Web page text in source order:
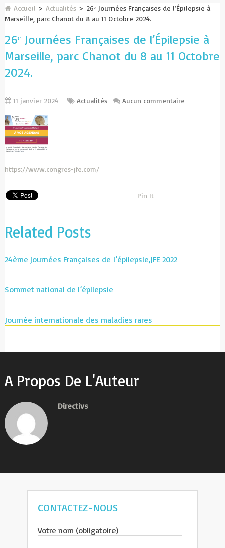
Accueil > Actualités> 26ᵉ Journées Françaises de l’Épilepsie à
Marseille, parc Chanot du 8 au 11 Octobre 2024.
26ᵉ Journées Françaises de l’Épilepsie à
Marseille, parc Chanot du 8 au 11 Octobre
2024.
11 janvier 2024 Actualités Aucun commentaire
https://www.congres-jfe.com/
Pin It
Related Posts
24ème journées Françaises de l’épilepsie,JFE 2022
Sommet national de l’épilepsie
Journée internationale des maladies rares
A Propos De L'Auteur
Directivs
CONTACTEZ-NOUS
Votre nom (obligatoire)